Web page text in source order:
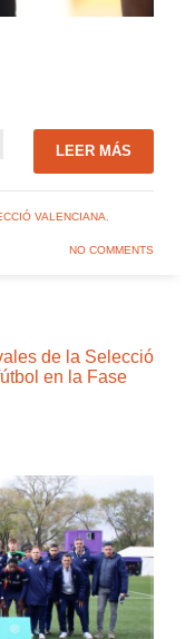
LEER MÁS
VALENCIANA,
NO COMMENTS
de la Selecció
en la Fase